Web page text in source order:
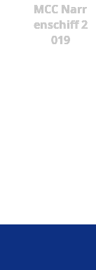
MCC Narr
enschiff 2
019